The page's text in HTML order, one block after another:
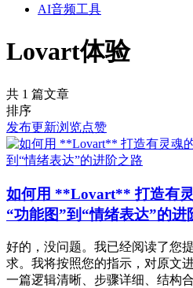
AI音频工具
Lovart体验
共 1 篇文章
排序
发布更新浏览点赞
如何用 **Lovart** 打造有
“功能图”到“情绪表达”的进
好的，没问题。我已经阅读了您
求。我将按照您的指示，对原文
一篇逻辑清晰、步骤详细、结构